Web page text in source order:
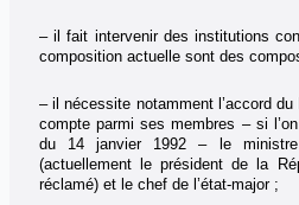
– il fait intervenir des institutions
composition actuelle sont des
– il nécessite notamment l’accord
compte parmi ses membres – si
du 14 janvier 1992 – le
(actuellement le président de la
réclamé) et le chef de l’état-major ;